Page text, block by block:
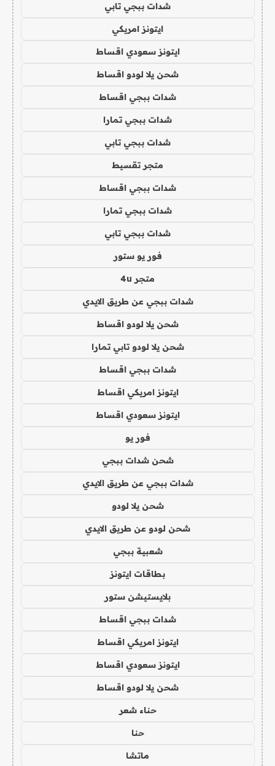
شدات ببجي تابي
ايتونز امريكي
ايتونز سعودي اقساط
شحن يلا لودو اقساط
شدات ببجي اقساط
شدات ببجي تمارا
شدات ببجي تابي
متجر تقسيط
شدات ببجي اقساط
شدات ببجي تمارا
شدات ببجي تابي
فور يو ستور
متجر 4u
شدات ببجي عن طريق الايدي
شحن يلا لودو اقساط
شحن يلا لودو تابي تمارا
شدات ببجي اقساط
ايتونز امريكي اقساط
ايتونز سعودي اقساط
فور يو
شحن شدات ببجي
شدات ببجي عن طريق الايدي
شحن يلا لودو
شحن لودو عن طريق الايدي
شعبية ببجي
بطاقات ايتونز
بلايستيشن ستور
شدات ببجي اقساط
ايتونز امريكي اقساط
ايتونز سعودي اقساط
شحن يلا لودو اقساط
حناء شعر
حنا
ماتشا